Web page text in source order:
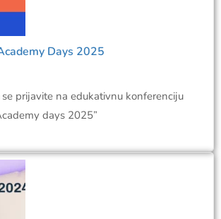
Days 2025
prijavite na edukativnu konferenciju
days 2025”